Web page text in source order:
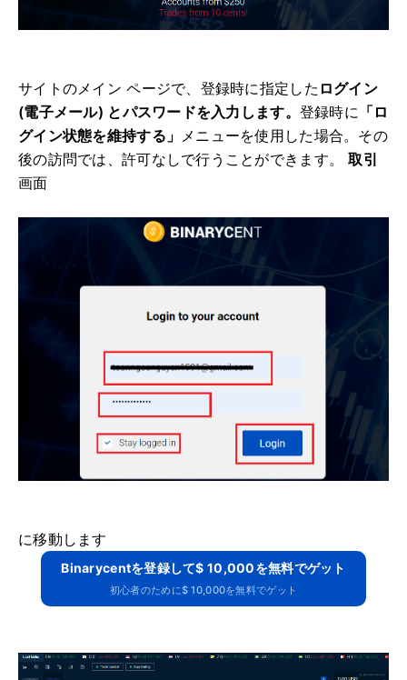
サイトのメイン ページで、 登録時に指定した ログイン
(電子メール) とパスワードを入力します。 登録時に 「ロ
グイン状態を維持する」 メニューを使用した場合。 その
後の訪問では、許可なしで行うことができます。取引
画面
に移動します
Binarycentを登録して$ 10,000を無料でゲット
初心者のために$ 10,000を無料でゲット